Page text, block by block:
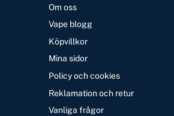
Om oss
Vape blogg
Köpvillkor
Mina sidor
Policy och cookies
Reklamation och retur
Vanliga frågor